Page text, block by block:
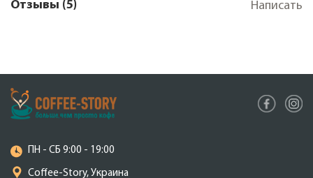
Отзывы (5) Написать
ПН - СБ 9:00 - 19:00
Coffee-Story, Украина